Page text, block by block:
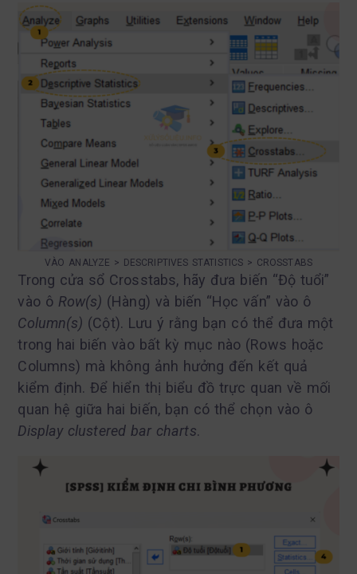
VÀO ANALYZE > DESCRIPTIVES STATISTICS > CROSSTABS
Trong cửa sổ Crosstabs, hãy đưa biến “Độ tuổi”
vào ô Row(s) (Hàng) và biến “Học vấn” vào ô
Column(s) (Cột). Lưu ý rằng bạn có thể đưa một
trong hai biến vào bất kỳ mục nào (Rows hoặc
Columns) mà không ảnh hưởng đến kết quả
kiểm định. Để hiển thị biểu đồ trực quan về mối
quan hệ giữa hai biến, bạn có thể chọn vào ô
Display clustered bar charts.